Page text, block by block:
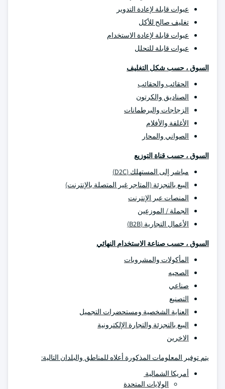
عبوات قابلة لإعادة التدوير
تغليف صالح للأكل
عبوات قابلة لإعادة الاستخدام
عبوات قابلة للتحلل
السوق ، حسب شكل التغليف
الحقائب والحقائب
الصناديق والكرتون
الزجاجات والبرطمانات
الأغلفة والأفلام
الصواني والمحار
السوق ، حسب قناة التوزيع
مباشر إلى المستهلك (D2C)
البيع بالتجزئة (المتاجر غير المتصلة بالإنترنت)
المنصات عبر الإنترنت
الجملة / الموزعين
الأعمال التجارية (B2B)
السوق ، حسب صناعة الاستخدام النهائي
المأكولات والمشروبات
الصحيه
صناعي
التصنيع
العناية الشخصية ومستحضرات التجميل
البيع بالتجزئة والتجارة الإلكترونية
الاخرين
يتم توفير المعلومات المذكورة أعلاه للمناطق والبلدان التالية:
أمريكا الشمالية
الولايات المتحدة